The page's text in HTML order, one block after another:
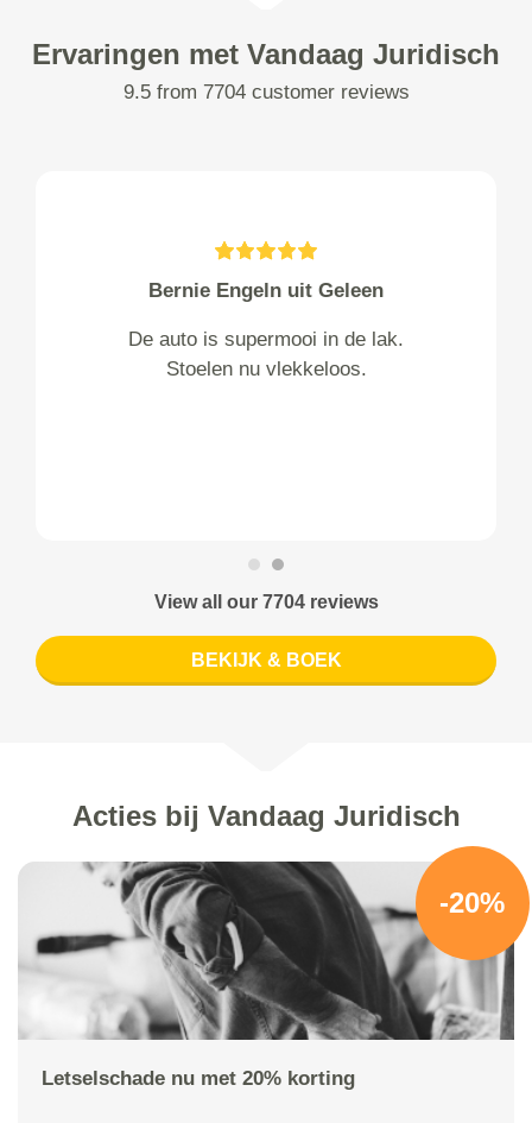
Ervaringen met Vandaag Juridisch
9.5 from 7704 customer reviews
Bernie Engeln uit Geleen
De auto is supermooi in de lak.
Stoelen nu vlekkeloos.
View all our 7704 reviews
BEKIJK & BOEK
Acties bij Vandaag Juridisch
-20%
Letselschade nu met 20% korting